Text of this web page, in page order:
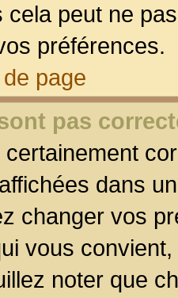
cela peut ne
préférences.
page
pas
dans
changer vos
vous
noter que